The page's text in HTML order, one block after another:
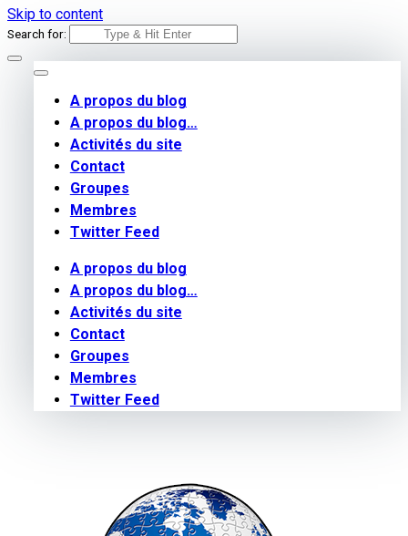
Skip to content
Search for:
A propos du blog
A propos du blog…
Activités du site
Contact
Groupes
Membres
Twitter Feed
A propos du blog
A propos du blog…
Activités du site
Contact
Groupes
Membres
Twitter Feed